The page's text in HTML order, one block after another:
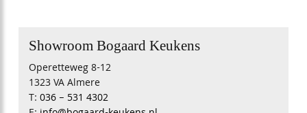
Showroom Bogaard Keukens
Operetteweg 8-12
1323 VA Almere
T:036 – 531 4302